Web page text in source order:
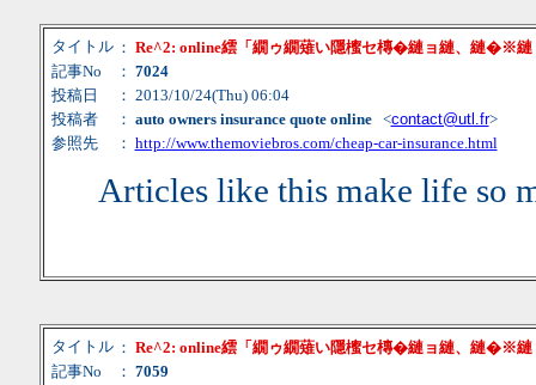
タイトル ： Re^2: online繧「繝ゥ繝薙い隱櫁セ槫�縺ョ縺、縺�※
記事No
： 7024
投稿日
： 2013/10/24(Thu) 06:04
投稿者
： auto owners insurance quote online<contact@utl.fr>
参照先
： http://www.themoviebros.com/cheap-car-insurance.html
Articles like this make life so
タイトル ： Re^2: online繧「繝ゥ繝薙い隱櫁セ槫�縺ョ縺、縺�※
記事No
： 7059